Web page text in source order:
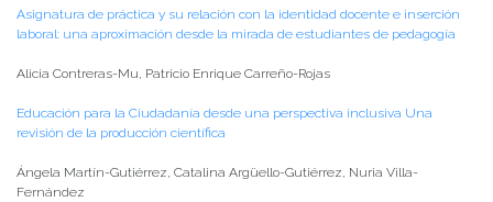
Asignatura de práctica y su relación con la identidad docente e inserción
laboral: una aproximación desde la mirada de estudiantes de pedagogía
Alicia Contreras-Mu, Patricio Enrique Carreño-Rojas
Educación para la Ciudadanía desde una perspectiva inclusiva Una
revisión de la producción científica
Ángela Martín-Gutiérrez, Catalina Argüello-Gutiérrez, Nuria Villa-
Fernández